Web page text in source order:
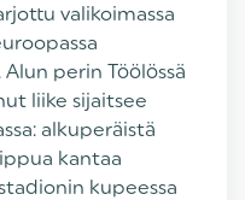
valikoimassa
perin Töölössä
liike sijaitsee
alkuperäistä
kantaa
kupeessa